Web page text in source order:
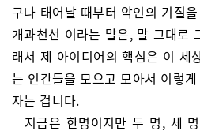
구나 태어날 때부터 악인의 기질
개과천선 이라는 말은, 말 그대로
래서 제 아이디어의 핵심은 이 세
는 인간들을 모으고 모아서 이렇
자는 겁니다.
지금은 한명이지만 두 명, 세